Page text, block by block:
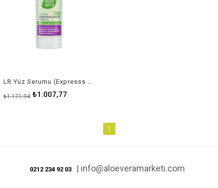
₺1.007,77
₺1.171,94
1
0212 234 92 03 | info@aloeveramarketi.com